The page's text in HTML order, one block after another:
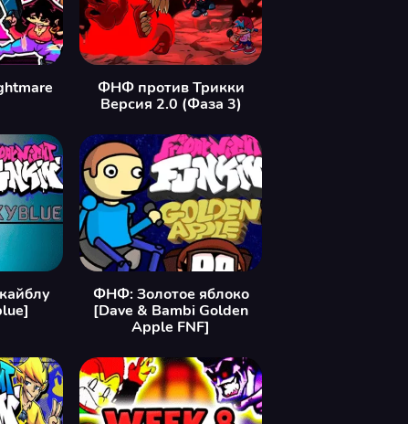
ФНФ против Трикки
Версия 2.0 (Фаза 3)
ФНФ: Золотое яблоко
[Dave & Bambi Golden
Apple FNF]